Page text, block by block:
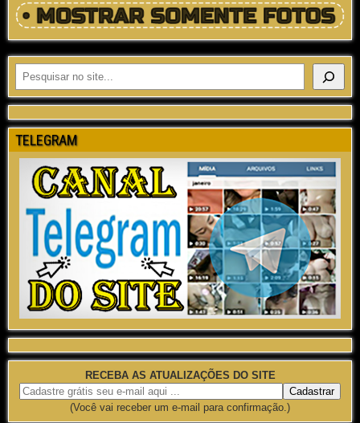
TELEGRAM
RECEBA AS ATUALIZAÇÕES DO SITE
(Você vai receber um e-mail para confirmação.)